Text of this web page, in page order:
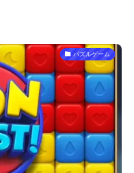
パズルゲーム